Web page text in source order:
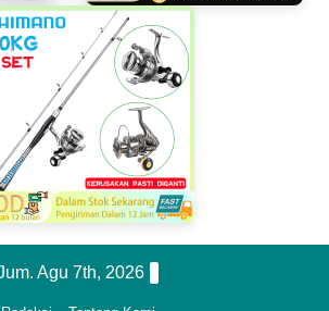
Agu 7th, 2026